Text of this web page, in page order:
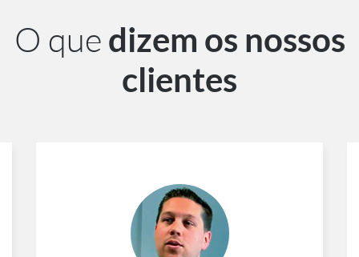
O que dizem os nossos
clientes